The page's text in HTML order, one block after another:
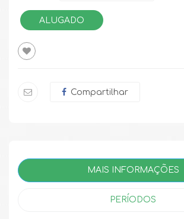
ALUGADO
Compartilhar
MAIS INFORMAÇÕES
PERÍODOS